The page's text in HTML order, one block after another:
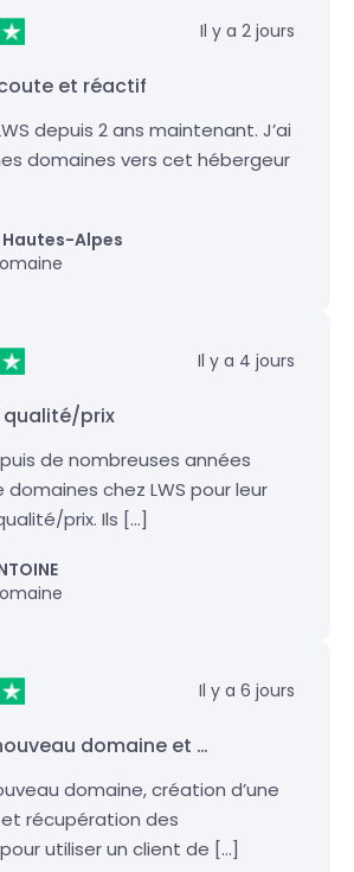
Il y a 2 jours
et réactif
depuis 2 ans maintenant. J’ai
domaines vers cet hébergeur
Alpes
Il y a 4 jours
prix
de nombreuses années
chez LWS pour leur
prix. Ils […]
Il y a 6 jours
domaine et …
domaine, création d’une
récupération des
utiliser un client de […]